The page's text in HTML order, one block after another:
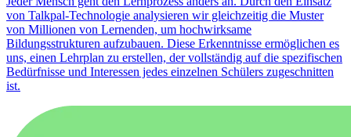
von Talkpal-Technologie analysieren wir gleichzeitig die Muster
von Millionen von Lernenden, um hochwirksame
Bildungsstrukturen aufzubauen. Diese Erkenntnisse ermöglichen es
uns, einen Lehrplan zu erstellen, der vollständig auf die spezifischen
Bedürfnisse und Interessen jedes einzelnen Schülers zugeschnitten
ist.